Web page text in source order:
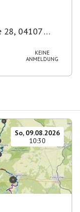
28, 04107
KEINE
ANMELDUNG
So, 09.08.2026
10:30